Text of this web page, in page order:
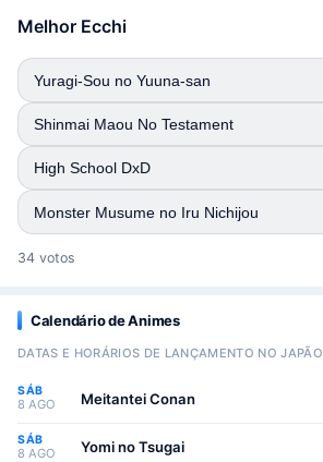
Melhor Ecchi
Yuragi-Sou no Yuuna-san
Shinmai Maou No Testament
High School DxD
Monster Musume no Iru Nichijou
34 votos
Calendário de Animes
DATAS E HORÁRIOS DE LANÇAMENTO NO JAPÃO
SÁB
8 AGO Meitantei Conan
SÁB
8 AGO Yomi no Tsugai